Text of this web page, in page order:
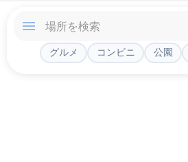
グルメ コンビニ 公園